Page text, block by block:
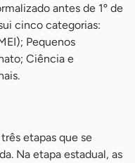
antes de 1º de
cinco categorias:
Pequenos
Ciência e
etapas que se
Na etapa estadual, as